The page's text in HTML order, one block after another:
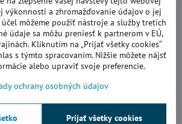
podkladu (lepidla, betónu, tehly a pod.)
opotrebovaniu vrtáku a výrazne klesá
týmto vrtákom prevŕtať tvrdý obklad alebo
vidiovým vrtákom - ale bez príklepu!
výkonnosti a zhromažďovanie údajov o jej
môžeme použiť nástroje a služby tretích
údaje sa môžu preniesť k partnerom v EÚ,
Kliknutím na „Prijať všetky cookies“
s týmto spracovaním. Nižšie môžete nájsť
alebo upraviť svoje preferencie.
ochrany osobných údajov
Prijať všetky cookies